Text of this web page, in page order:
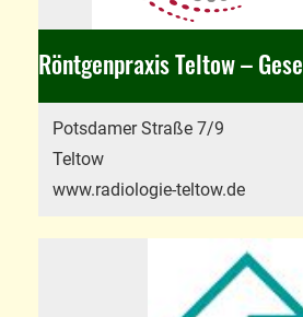
Potsdamer Straße 7/9
Teltow
www.radiologie-teltow.de